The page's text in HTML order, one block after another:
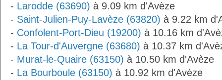
- Larodde (63690) à 9.09 km d'Avèze
- Saint-Julien-Puy-Lavèze (63820) à 9.22 km
- Confolent-Port-Dieu (19200) à 10.16 km
- La Tour-d'Auvergne (63680) à 10.37 km
- Murat-le-Quaire (63150) à 10.50 km d'Avèze
- La Bourboule (63150) à 10.92 km d'Avèze